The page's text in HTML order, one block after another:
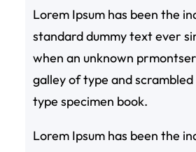
Lorem Ipsum has been the
standard dummy text ever
when an unknown
galley of type and
type specimen book.
Lorem Ipsum has been the